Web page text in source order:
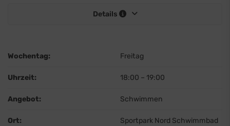
Details
Wochentag: Freitag
Uhrzeit: 18:00 – 19:00
Angebot: Schwimmen
Ort: Sportpark Nord Schwimmbad